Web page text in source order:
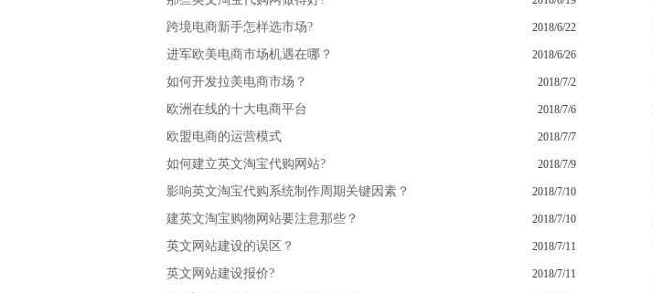
跨境电商新手怎样选市场? 2018/6/22
进军欧美电商市场机遇在哪？ 2018/6/26
如何开发拉美电商市场？ 2018/7/2
欧洲在线的十大电商平台 2018/7/6
欧盟电商的运营模式 2018/7/7
如何建立英文淘宝代购网站? 2018/7/9
影响英文淘宝代购系统制作周期关键因素？ 2018/7/10
建英文淘宝购物网站要注意那些？ 2018/7/10
英文网站建设的误区？ 2018/7/11
英文网站建设报价? 2018/7/11